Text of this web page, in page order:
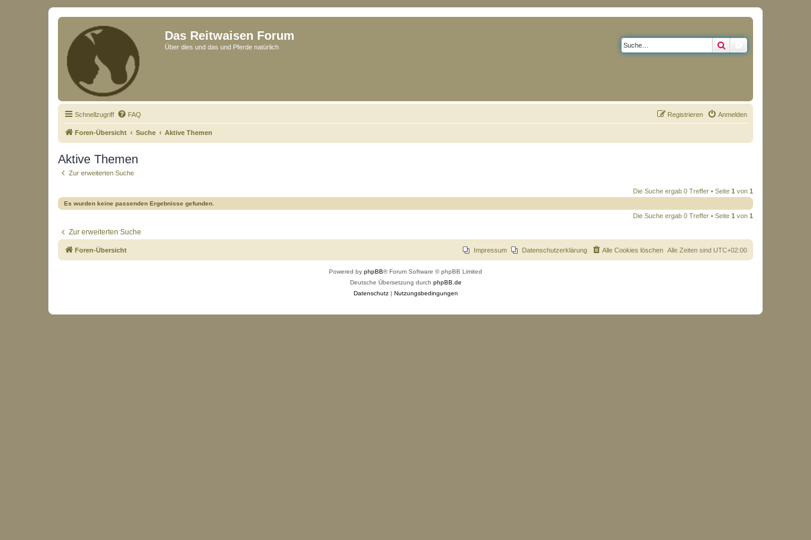
Das Reitwaisen Forum
Über dies und das und Pferde natürlich
Schnellzugriff FAQ Anmelden
Registrieren
Foren-Übersicht Suche Aktive Themen
Aktive Themen
Zur erweiterten Suche
Die Suche ergab 0 Treffer • Seite 1 von 1
Es wurden keine passenden Ergebnisse gefunden.
Die Suche ergab 0 Treffer • Seite 1 von 1
Zur erweiterten Suche
Foren-Übersicht Alle Zeiten sind UTC+02:00
Alle Cookies löschen
Datenschutzerklärung
Impressum
Powered by phpBB® Forum Software © phpBB Limited
Deutsche Übersetzung durch phpBB.de
Datenschutz| Nutzungsbedingungen